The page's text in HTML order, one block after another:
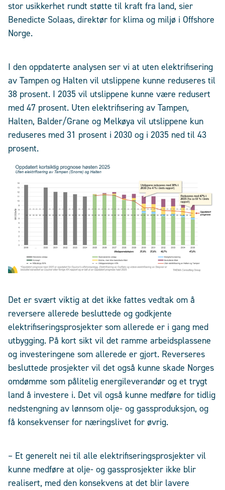
stor usikkerhet rundt støtte til kraft fra land, sier
Benedicte Solaas, direktør for klima og miljø i Offshore
Norge.
I den oppdaterte analysen ser vi at uten elektrifisering
av Tampen og Halten vil utslippene kunne reduseres til
38 prosent. I 2035 vil utslippene kunne være redusert
med 47 prosent. Uten elektrifisering av Tampen,
Halten, Balder/Grane og Melkøya vil utslippene kun
reduseres med 31 prosent i 2030 og i 2035 ned til 43
prosent.
Det er svært viktig at det ikke fattes vedtak om å
reversere allerede besluttede og godkjente
elektrifiseringsprosjekter som allerede er i gang med
utbygging. På kort sikt vil det ramme arbeidsplassene
og investeringene som allerede er gjort. Reverseres
besluttede prosjekter vil det også kunne skade Norges
omdømme som pålitelig energileverandør og et trygt
land å investere i. Det vil også kunne medføre for tidlig
nedstengning av lønnsom olje- og gassproduksjon, og
få konsekvenser for næringslivet for øvrig.
– Et generelt nei til alle elektrifiseringsprosjekter vil
kunne medføre at olje- og gassprosjekter ikke blir
realisert, med den konsekvens at det blir lavere